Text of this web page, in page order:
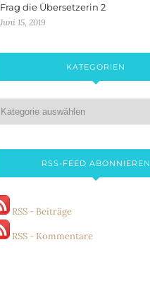
Frag die Übersetzerin 2
Juni 15, 2019
KATEGORIEN
RSS-FEED ABONNIEREN
RSS - Beiträge
RSS - Kommentare